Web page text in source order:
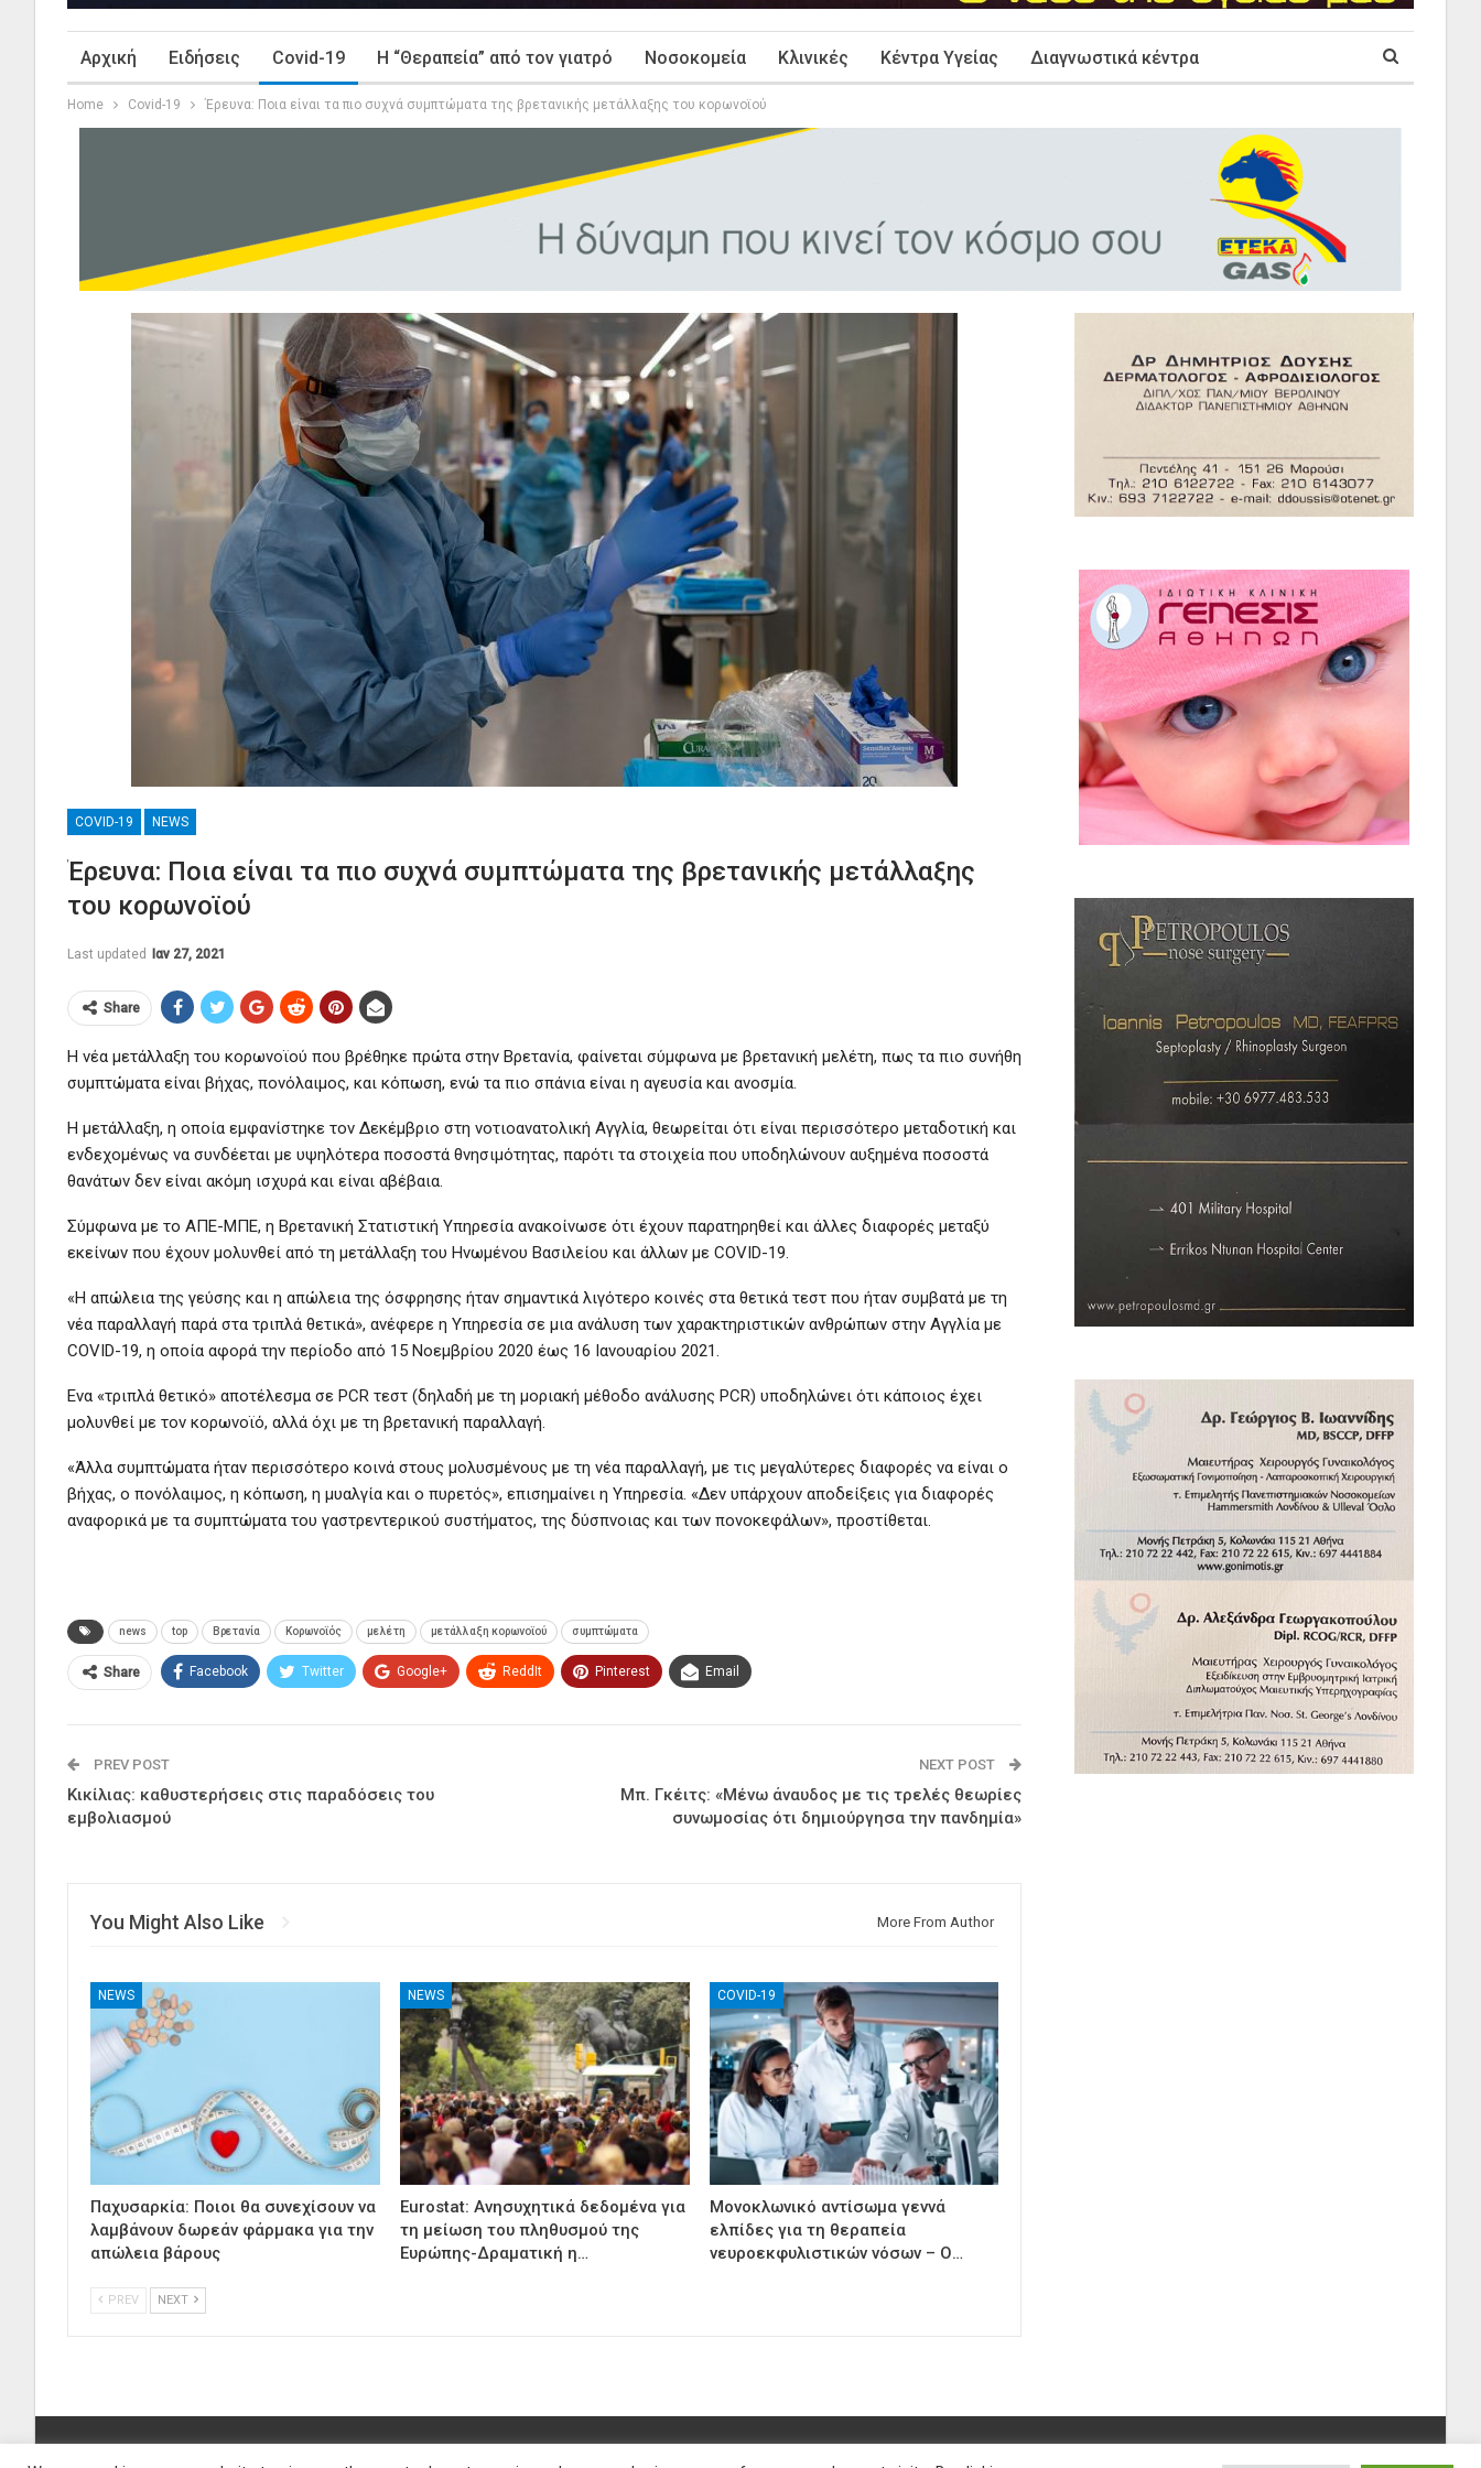
Αρχική Ειδήσεις Covid-19 Η “Θεραπεία” από τον γιατρό Νοσοκομεία Κλινικές Κέντρα Υγείας Διαγνωστικά κέντρα
Home Covid-19 Έρευνα: Ποια είναι τα πιο συχνά συμπτώματα της βρετανικής μετάλλαξης του κορωνοϊού
COVID-19 NEWS
Έρευνα: Ποια είναι τα πιο συχνά συμπτώματα της βρετανικής μετάλλαξης
του κορωνοϊού
Last updated Ιαν 27, 2021
Share
Η νέα μετάλλαξη του κορωνοϊού που βρέθηκε πρώτα στην Βρετανία, φαίνεται σύμφωνα με βρετανική μελέτη, πως τα πιο συνήθη
συμπτώματα είναι βήχας, πονόλαιμος, και κόπωση, ενώ τα πιο σπάνια είναι η αγευσία και ανοσμία.
Η μετάλλαξη, η οποία εμφανίστηκε τον Δεκέμβριο στη νοτιοανατολική Αγγλία, θεωρείται ότι είναι περισσότερο μεταδοτική και
ενδεχομένως να συνδέεται με υψηλότερα ποσοστά θνησιμότητας, παρότι τα στοιχεία που υποδηλώνουν αυξημένα ποσοστά
θανάτων δεν είναι ακόμη ισχυρά και είναι αβέβαια.
Σύμφωνα με το ΑΠΕ-ΜΠΕ, η Βρετανική Στατιστική Υπηρεσία ανακοίνωσε ότι έχουν παρατηρηθεί και άλλες διαφορές μεταξύ
εκείνων που έχουν μολυνθεί από τη μετάλλαξη του Ηνωμένου Βασιλείου και άλλων με COVID-19.
«Η απώλεια της γεύσης και η απώλεια της όσφρησης ήταν σημαντικά λιγότερο κοινές στα θετικά τεστ που ήταν συμβατά με τη
νέα παραλλαγή παρά στα τριπλά θετικά», ανέφερε η Υπηρεσία σε μια ανάλυση των χαρακτηριστικών ανθρώπων στην Αγγλία με
COVID-19, η οποία αφορά την περίοδο από 15 Νοεμβρίου 2020 έως 16 Ιανουαρίου 2021.
Ενα «τριπλά θετικό» αποτέλεσμα σε PCR τεστ (δηλαδή με τη μοριακή μέθοδο ανάλυσης PCR) υποδηλώνει ότι κάποιος έχει
μολυνθεί με τον κορωνοϊό, αλλά όχι με τη βρετανική παραλλαγή.
«Άλλα συμπτώματα ήταν περισσότερο κοινά στους μολυσμένους με τη νέα παραλλαγή, με τις μεγαλύτερες διαφορές να είναι ο
βήχας, ο πονόλαιμος, η κόπωση, η μυαλγία και ο πυρετός», επισημαίνει η Υπηρεσία. «Δεν υπάρχουν αποδείξεις για διαφορές
αναφορικά με τα συμπτώματα του γαστρεντερικού συστήματος, της δύσπνοιας και των πονοκεφάλων», προστίθεται.
news top Βρετανία Κορωνοϊός μελέτη μετάλλαξη κορωνοϊού συμπτώματα
Share Facebook Twitter Google+ ReddIt Pinterest Email
PREV POST
Κικίλιας: καθυστερήσεις στις παραδόσεις του
εμβολιασμού
NEXT POST
Mπ. Γκέιτς: «Μένω άναυδος με τις τρελές θεωρίες
συνωμοσίας ότι δημιούργησα την πανδημία»
You Might Also Like More From Author
NEWS
Παχυσαρκία: Ποιοι θα συνεχίσουν να
λαμβάνουν δωρεάν φάρμακα για την
απώλεια βάρους
NEWS
Eurostat: Ανησυχητικά δεδομένα για
τη μείωση του πληθυσμού της
Ευρώπης-Δραματική η…
COVID-19
Μονοκλωνικό αντίσωμα γεννά
ελπίδες για τη θεραπεία
νευροεκφυλιστικών νόσων – Ο…
PREV NEXT